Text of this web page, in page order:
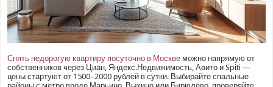
Снять недорогую квартиру посуточно в Москве можно напрямую от
собственников через Циан, Яндекс.Недвижимость, Авито и Spiti —
цены стартуют от 1500–2000 рублей в сутки. Выбирайте спальные